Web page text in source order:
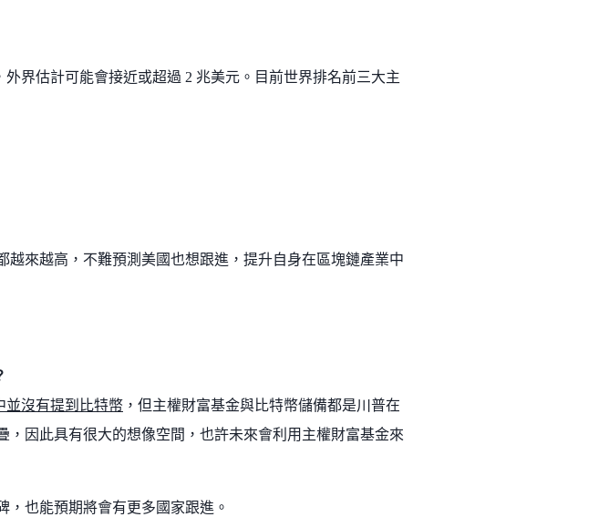
界估計可能會接近或超過 2 兆美元。目前世界排名前三大主
越來越高，不難預測美國也想跟進，提升自身在區塊鏈產業中
並沒有提到比特幣 ，但主權財富基金與比特幣儲備都是川普在
，因此具有很大的想像空間，也許未來會利用主權財富基金來
也能預期將會有更多國家跟進。